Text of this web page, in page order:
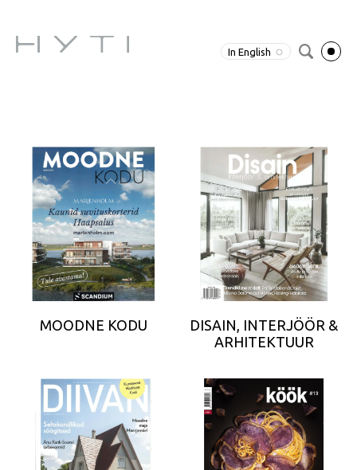
In English
MOODNE KODU
DISAIN, INTERJÖÖR &
ARHITEKTUUR